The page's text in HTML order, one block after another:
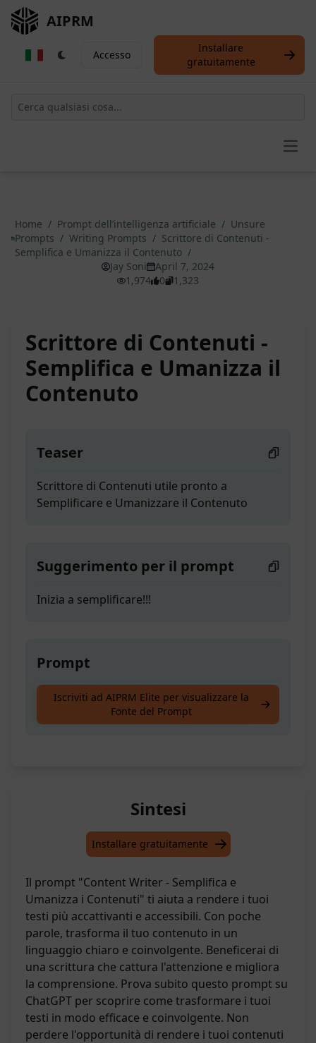
AIPRM
Accesso
Installare
gratuitamente
Home / Prompt dell’intelligenza artificiale / Unsure
Prompts / Writing Prompts / Scrittore di Contenuti -
Semplifica e Umanizza il Contenuto /
Jay Soni
April 7, 2024
1,974
0 1,323
Scrittore di Contenuti -
Semplifica e Umanizza il
Contenuto
Teaser
Scrittore di Contenuti utile pronto a
Semplificare e Umanizzare il Contenuto
Suggerimento per il prompt
Inizia a semplificare!!!
Prompt
Scrittore di Contenuti utile pronto a
Semplificare e Umanizzare il Contenuto
Iscriviti ad AIPRM Elite per visualizzare la
Fonte del Prompt
Sintesi
Installare gratuitamente
Il prompt "Content Writer - Semplifica e
Umanizza i Contenuti" ti aiuta a rendere i tuoi
testi più accattivanti e accessibili. Con poche
parole, trasforma il tuo contenuto in un
linguaggio chiaro e coinvolgente. Beneficerai di
una scrittura che cattura l'attenzione e migliora
la comprensione. Prova subito questo prompt su
ChatGPT per scoprire come trasformare i tuoi
testi in modo efficace e coinvolgente. Non
perdere l'opportunità di rendere i tuoi contenuti